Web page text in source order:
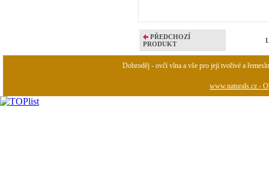
PŘEDCHOZÍ
PRODUKT
Dobroděj - ovčí vlna a vše pro její tvořivé a
www.naturals.cz -